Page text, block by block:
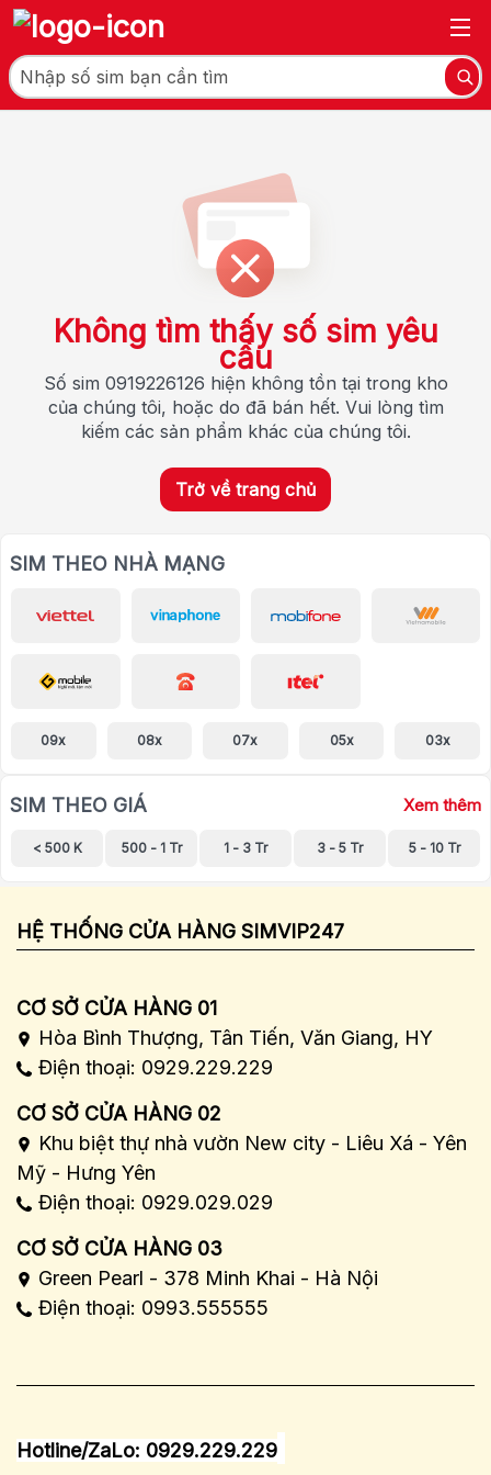
Không tìm thấy số sim yêu
cầu
Số sim 0919226126 hiện không tồn tại trong kho
của chúng tôi, hoặc do đã bán hết. Vui lòng tìm
kiếm các sản phẩm khác của chúng tôi.
Trở về trang chủ
SIM THEO NHÀ MẠNG
09x 08x 07x 05x 03x
SIM THEO GIÁ Xem thêm
< 500 K 500 - 1 Tr 1 - 3 Tr 3 - 5 Tr 5 - 10 Tr
HỆ THỐNG CỬA HÀNG SIMVIP247
CƠ SỞ CỬA HÀNG 01
Hòa Bình Thượng, Tân Tiến, Văn Giang, HY
Điện thoại: 0929.229.229
CƠ SỞ CỬA HÀNG 02
Khu biệt thự nhà vườn New city - Liêu Xá - Yên
Mỹ - Hưng Yên
Điện thoại: 0929.029.029
CƠ SỞ CỬA HÀNG 03
Green Pearl - 378 Minh Khai - Hà Nội
Điện thoại: 0993.555555
Hotline/ZaLo: 0929.229.229